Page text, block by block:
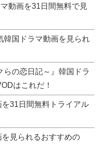
動画を31日間無料で見
韓国ドラマ動画を見られ
の恋日記～』韓国ドラ
はこれだ！
を31日間無料トライアル
を見られるおすすめの